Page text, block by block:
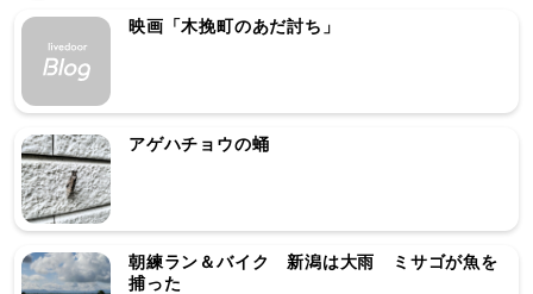
映画「木挽町のあだ討ち」
アゲハチョウの蛹
朝練ラン＆バイク 新潟は大雨 ミサゴが魚を
捕った